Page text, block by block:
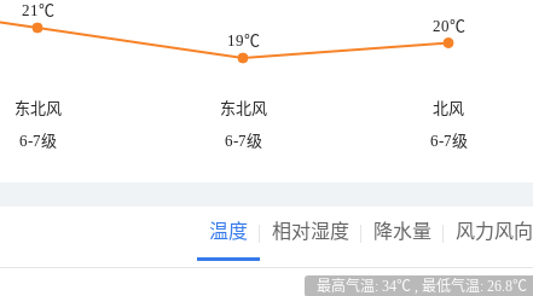
21℃
19℃
20℃
东北风 东北风
北风
6-7级 6-7级 6-7级
温度 相对湿度 降水量 风力风向
最高气温: 34℃ , 最低气温: 26.8℃